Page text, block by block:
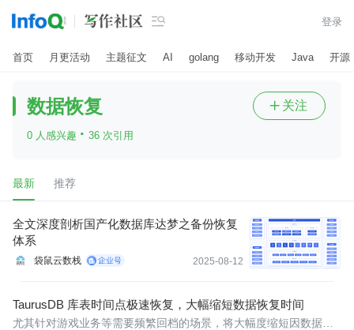
 登录
首页 月更活动 主题征文 AI golang 移动开发 Java 开源
数据恢复
0 人感兴趣 · 36 次引用
 关注
最新 推荐
全文深度剖析国产化数据库达梦之备份恢复
体系
袋鼠云数栈 2025-08-12
TaurusDB 库表时间点极速恢复，大幅缩短数据恢复时间
尤其针对游戏业务等需要频繁回档的场景，将大幅度缩短因数据恢